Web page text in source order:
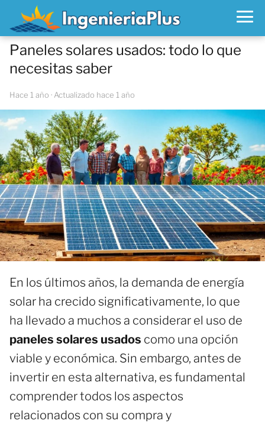
Paneles solares usados: todo lo que
necesitas saber
hace 1 año · Actualizado hace 1 año
En los últimos años, la demanda de energía
solar ha crecido significativamente, lo que
ha llevado a muchos a considerar el uso de
paneles solares usados como una opción
viable y económica. Sin embargo, antes de
invertir en esta alternativa, es fundamental
comprender todos los aspectos
relacionados con su compra y